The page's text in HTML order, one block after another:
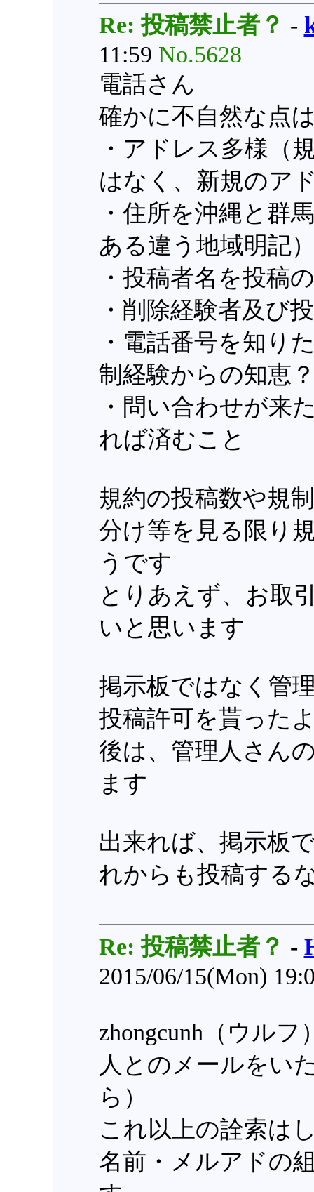
Re: 投稿禁止者？ -
11:59 No.5628
電話さん
確かに不自然な点
・アドレス多様（
はなく、新規のア
・住所を沖縄と群
ある違う地域明記
・投稿者名を投稿
・削除経験者及び
・電話番号を知り
制経験からの知恵
・問い合わせが来
れば済むこと
規約の投稿数や規
分け等を見る限り
うです
とりあえず、お取
いと思います
掲示板ではなく管
投稿許可を貰った
後は、管理人さん
ます
出来れば、掲示板
れからも投稿する
Re: 投稿禁止者？ -
2015/06/15(Mon)
zhongcunh（ウル
人とのメールをい
ら）
これ以上の詮索は
名前・メルアドの